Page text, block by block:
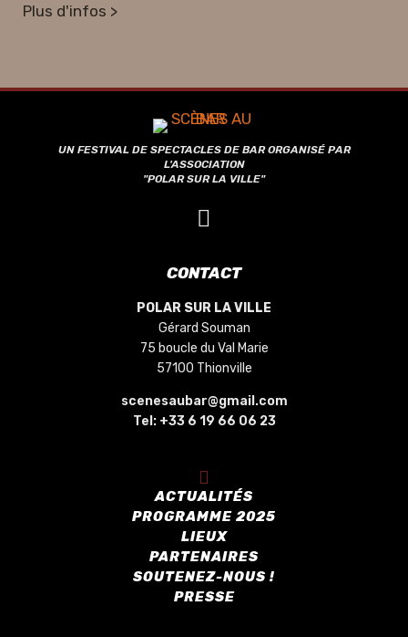
Plus d'infos >
UN FESTIVAL DE SPECTACLES DE BAR ORGANISÉ PAR
L'ASSOCIATION
"POLAR SUR LA VILLE"
CONTACT
POLAR SUR LA VILLE
Gérard Souman
75 boucle du Val Marie
57100 Thionville
scenesaubar@gmail.com
Tel: +33 6 19 66 06 23
ACTUALITÉS
PROGRAMME 2025
LIEUX
PARTENAIRES
SOUTENEZ-NOUS !
PRESSE